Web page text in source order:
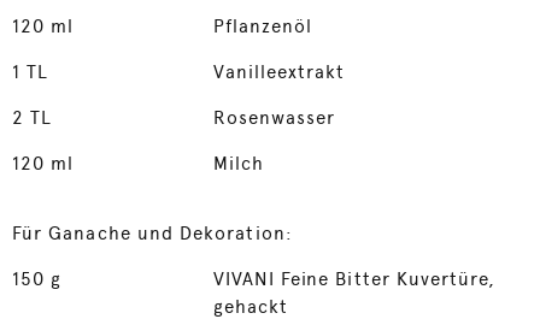
120 ml Pflanzenöl
1TL Vanilleextrakt
2TL Rosenwasser
120 ml Milch
Für Ganache und Dekoration:
150 g
VIVANI Feine Bitter Kuvertüre,
gehackt